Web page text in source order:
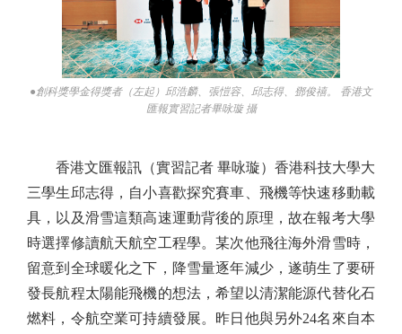
●創科獎學金得獎者（左起）邱浩麟、張愷容、邱志得、鄧俊禧。 香港文
匯報實習記者畢咏璇 攝
香港文匯報訊（實習記者 畢咏璇）香港科技大學大
三學生邱志得，自小喜歡探究賽車、飛機等快速移動載
具，以及滑雪這類高速運動背後的原理，故在報考大學
時選擇修讀航天航空工程學。某次他飛往海外滑雪時，
留意到全球暖化之下，降雪量逐年減少，遂萌生了要研
發長航程太陽能飛機的想法，希望以清潔能源代替化石
燃料，令航空業可持續發展。昨日他與另外24名來自本